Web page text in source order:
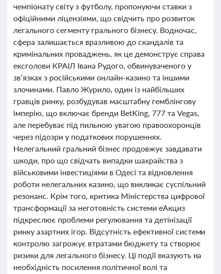
чемпіонату світу з футболу, пропонуючи ставки з
офіційними ліцензіями, що свідчить про розвиток
легального сегменту грального бізнесу. Водночас,
сфера залишається вразливою до скандалів та
кримінальних проваджень, як це демонструє справа
ексголови КРАІЛ Івана Рудого, обвинуваченого у
зв’язках з російськими онлайн-казино та іншими
злочинами. Павло Журило, один із найбільших
гравців ринку, розбудував масштабну гемблінгову
імперію, що включає бренди BetKing, 777 та Vegas,
але перебуває під пильною увагою правоохоронців
через підозри у податкових порушеннях.
Нелегальний гральний бізнес продовжує завдавати
шкоди, про що свідчать випадки шахрайства з
військовими інвестиціями в Одесі та відновлення
роботи нелегальних казино, що викликає суспільний
резонанс. Крім того, критика Міністерства цифрової
трансформації за неготовність системи еАкциз
підкреслює проблеми регулювання та детінізації
ринку азартних ігор. Відсутність ефективної системи
контролю загрожує втратами бюджету та створює
ризики для легального бізнесу. Ці події вказують на
необхідність посилення політичної волі та